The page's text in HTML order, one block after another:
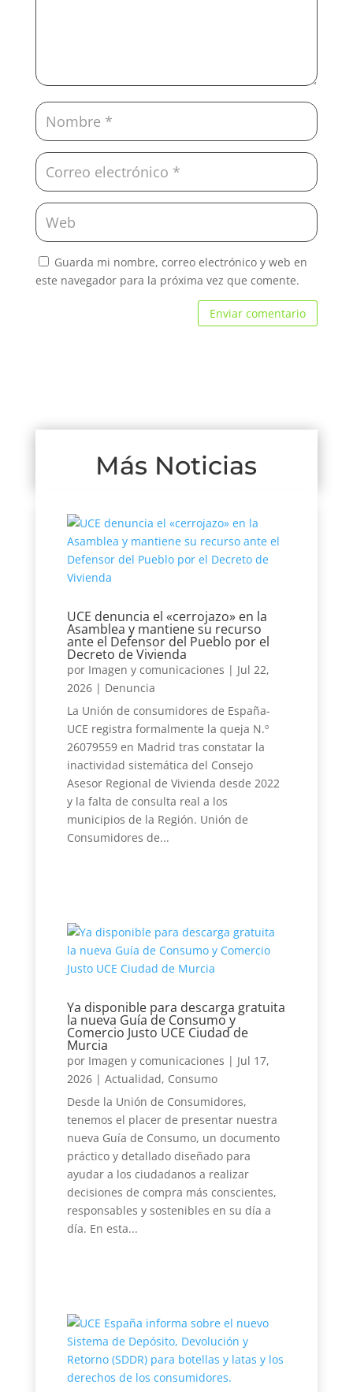
Guarda mi nombre, correo electrónico y web en
este navegador para la próxima vez que comente.
Enviar comentario
Más Noticias
UCE denuncia el «cerrojazo» en la
Asamblea y mantiene su recurso
ante el Defensor del Pueblo por el
Decreto de Vivienda
por Imagen y comunicaciones | Jul 22,
2026| Denuncia
La Unión de consumidores de España-
UCE registra formalmente la queja N.º
26079559 en Madrid tras constatar la
inactividad sistemática del Consejo
Asesor Regional de Vivienda desde 2022
y la falta de consulta real a los
municipios de la Región. Unión de
Consumidores de...
Ya disponible para descarga gratuita
la nueva Guía de Consumo y
Comercio Justo UCE Ciudad de
Murcia
por Imagen y comunicaciones | Jul 17,
2026| Actualidad, Consumo
Desde la Unión de Consumidores,
tenemos el placer de presentar nuestra
nueva Guía de Consumo, un documento
práctico y detallado diseñado para
ayudar a los ciudadanos a realizar
decisiones de compra más conscientes,
responsables y sostenibles en su día a
día. En esta...